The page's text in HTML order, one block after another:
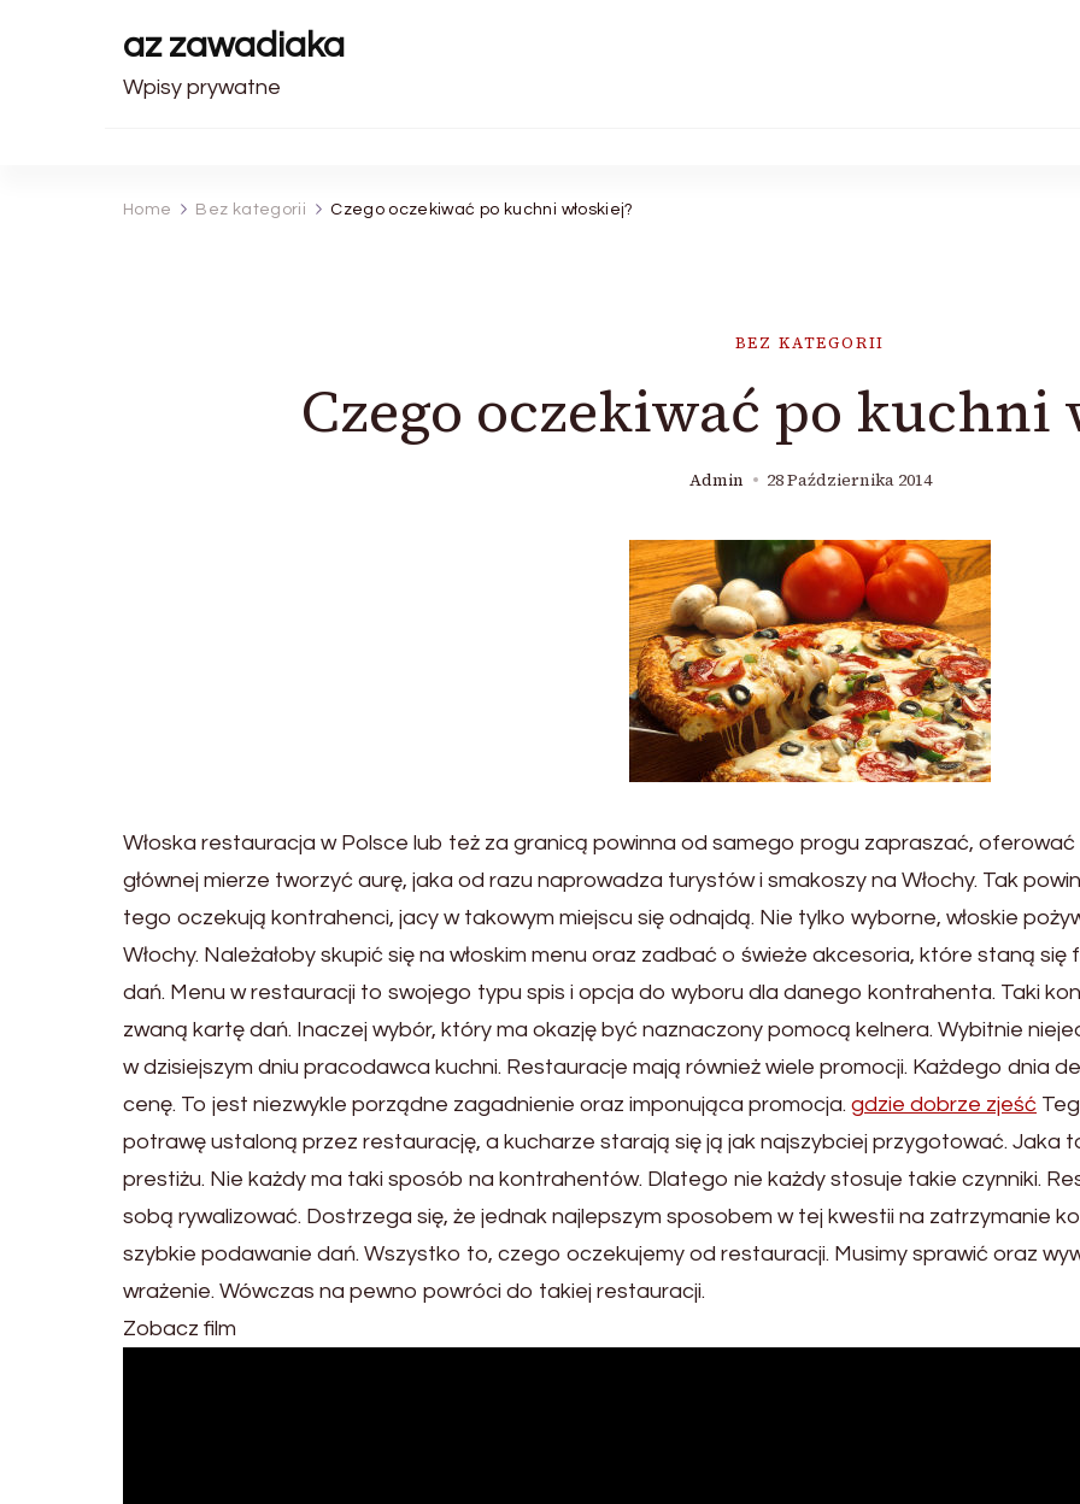
az zawadiaka
Wpisy prywatne
Home Bez kategorii Czego oczekiwać po kuchni włoskiej?
BEZ KATEGORII
Czego oczekiwać po kuchni
Admin 28 Października 2014
Włoska restauracja w Polsce lub też za granicą powinna od samego progu zapraszać, oferować
głównej mierze tworzyć aurę, jaka od razu naprowadza turystów i smakoszy na Włochy. Tak
tego oczekują kontrahenci, jacy w takowym miejscu się odnajdą. Nie tylko wyborne, włoskie
Włochy. Należałoby skupić się na włoskim menu oraz zadbać o świeże akcesoria, które staną
dań. Menu w restauracji to swojego typu spis i opcja do wyboru dla danego kontrahenta. Taki
zwaną kartę dań. Inaczej wybór, który ma okazję być naznaczony pomocą kelnera. Wybitnie
w dzisiejszym dniu pracodawca kuchni. Restauracje mają również wiele promocji. Każdego dnia
cenę. To jest niezwykle porządne zagadnienie oraz imponująca promocja. gdzie dobrze zjeść
potrawę ustaloną przez restaurację, a kucharze starają się ją jak najszybciej przygotować. Jaka
prestiżu. Nie każdy ma taki sposób na kontrahentów. Dlatego nie każdy stosuje takie czynniki.
sobą rywalizować. Dostrzega się, że jednak najlepszym sposobem w tej kwestii na zatrzymanie
szybkie podawanie dań. Wszystko to, czego oczekujemy od restauracji. Musimy sprawić oraz
wrażenie. Wówczas na pewno powróci do takiej restauracji.
Zobacz film